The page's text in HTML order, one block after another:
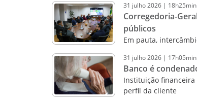
31 julho2026 | 18h25min
Corregedoria-
públicos
Em pauta,
31 julho2026 | 17h05min
Banco é
Instituição
perfil da cliente